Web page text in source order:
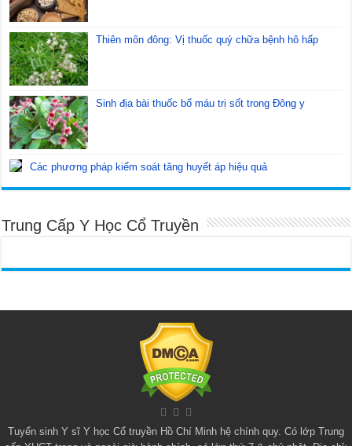
Thiên môn đông: Vị thuốc quý chữa bệnh hô hấp
Sinh địa bài thuốc bổ máu trị sốt trong Đông y
Các phương pháp kiểm soát tăng huyết áp hiệu quả
Trung Cấp Y Học Cổ Truyền
Tuyển sinh Y sĩ Y học Cổ truyền Hồ Chí Minh hệ chính quy. Có lớp Trung